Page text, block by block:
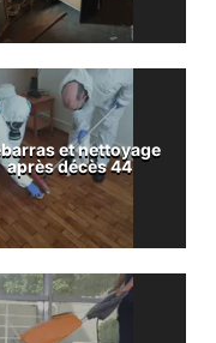
et nettoyage
après décès 44